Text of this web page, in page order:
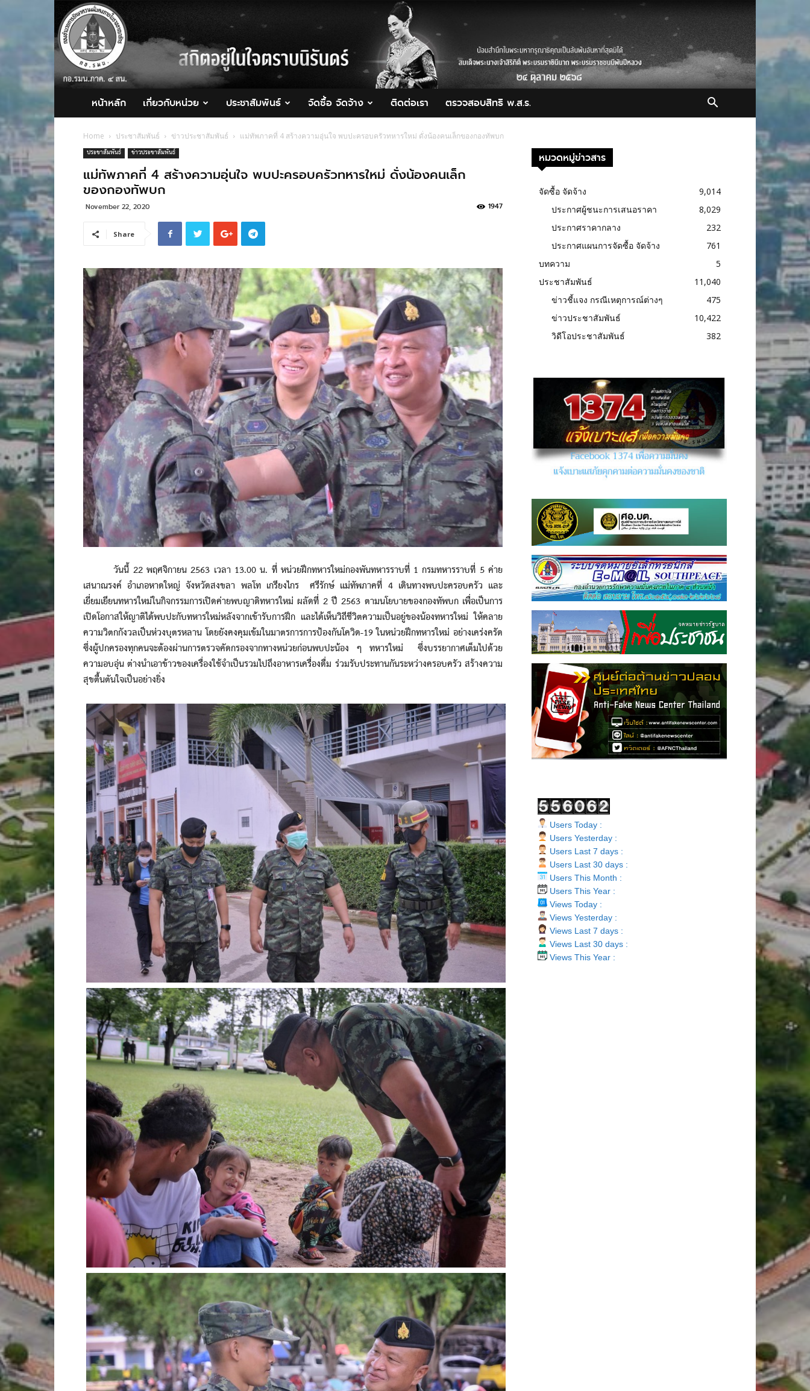
กอ.รมน.ภาค
4
สน.
หน้าหลัก เกี่ยวกับหน่วย ประชาสัมพันธ์ จัดซื้อ จัดจ้าง ติดต่อเรา ตรวจสอบสิทธิ พ.ส.ร.
Home ประชาสัมพันธ์ ข่าวประชาสัมพันธ์ แม่ทัพภาคที่ 4 สร้างความอุ่นใจ พบปะครอบครัวทหารใหม่ ดั่งน้องคนเล็กของกองทัพบก
ประชาสัมพันธ์ ข่าวประชาสัมพันธ์
แม่ทัพภาคที่ 4 สร้างความอุ่นใจ พบปะครอบครัวทหารใหม่ ดั่งน้องคนเล็ก
ของกองทัพบก
November 22, 2020 1947
Share
วันนี้ 22 พฤศจิกายน 2563 เวลา 13.00 น. ที่ หน่วยฝึกทหารใหม่กองพันทหารราบที่ 1 กรมทหารราบที่ 5 ค่าย
เสนาณรงค์ อำเภอหาดใหญ่ จังหวัดสงขลา พลโท เกรียงไกร​ ศรีรักษ์ แม่ทัพภาคที่ 4 เดินทางพบปะครอบครัว และ
เยี่ยมเยียนทหารใหม่ในกิจกรรมการเปิดค่ายพบญาติทหารใหม่ ผลัดที่ 2 ปี 2563 ตามนโยบายของกองทัพบก เพื่อเป็นการ
เปิดโอกาสให้ญาติได้พบปะกับทหารใหม่หลังจากเข้ารับการฝึก และได้เห็นวิถีชีวิตความเป็นอยู่ของน้องทหารใหม่ ให้คลาย
ความวิตกกังวลเป็นห่วงบุตรหลาน โดยยังคงคุมเข้มในมาตรการการป้องกันโควิด-19 ในหน่วยฝึกทหารใหม่ อย่างเคร่งครัด
ซึ่งผู้ปกครองทุกคนจะต้องผ่านการตรวจคัดกรองจากทางหน่วยก่อนพบปะน้อง ๆ ทหารใหม่ ซึ่งบรรยากาศเต็มไปด้วย
ความอบอุ่น ต่างนำเอาข้าวของเครื่องใช้จำเป็นรวมไปถึงอาหารเครื่องดื่ม ร่วมรับประทานกันระหว่างครอบครัว สร้างความ
สุขตื้นตันใจเป็นอย่างยิ่ง
หมวดหมู่ข่าวสาร
จัดซื้อ จัดจ้าง
9,014
ประกาศผู้ชนะการเสนอราคา
8,029
ประกาศราคากลาง
232
ประกาศแผนการจัดซื้อ จัดจ้าง
761
บทความ
5
ประชาสัมพันธ์
11,040
ข่าวชี้แจง กรณีเหตุการณ์ต่างๆ
475
ข่าวประชาสัมพันธ์
10,422
วิดีโอประชาสัมพันธ์
382
Users Today :
Users Yesterday :
Users Last 7 days :
Users Last 30 days :
Users This Month :
Users This Year :
Views Today :
Views Yesterday :
Views Last 7 days :
Views Last 30 days :
Views This Year :